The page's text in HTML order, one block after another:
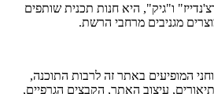
ו"גיק", היא חנות תכנית שותפים
המופיעים באתר זה לרבות התוכנה,
עיצוב האתר, הקבצים הגרפיים,